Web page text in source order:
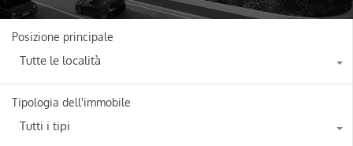
Posizione principale
Tutte le località
Tipologia dell'immobile
Tutti i tipi